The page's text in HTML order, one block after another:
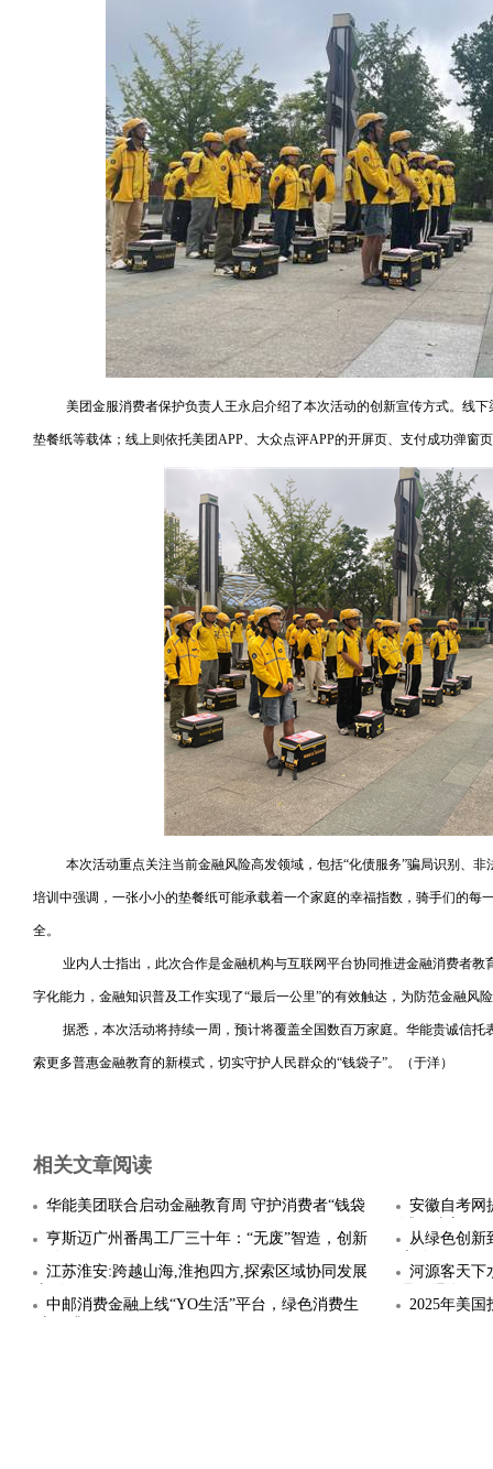
美团金服消费者保护负责人王永启介绍了本次活动的创新宣传方式。线
垫餐纸等载体；线上则依托美团APP、大众点评APP的开屏页、支付成功弹窗
本次活动重点关注当前金融风险高发领域，包括“化债服务”骗局识别、
培训中强调，一张小小的垫餐纸可能承载着一个家庭的幸福指数，骑手们的每
全。
业内人士指出，此次合作是金融机构与互联网平台协同推进金融消费者
字化能力，金融知识普及工作实现了“最后一公里”的有效触达，为防范金融风
据悉，本次活动将持续一周，预计将覆盖全国数百万家庭。华能贵诚信
索更多普惠金融教育的新模式，切实守护人民群众的“钱袋子”。（于洋）
相关文章阅读
华能美团联合启动金融教育周 守护消费者“钱袋
安徽自考网
亨斯迈广州番禺工厂三十年：“无废”智造，创新
从绿色创新
江苏淮安:跨越山海,淮抱四方,探索区域协同发展
河源客天下
中邮消费金融上线“YO生活”平台，绿色消费生
2025年美